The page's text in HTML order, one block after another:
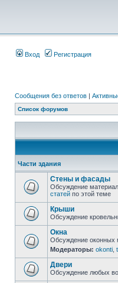
Вход Регистрация
Сообщения без ответов |
Список форумов
Части здания
Стены и фасады
Обсуждение
статей по этой теме
Крыши
Обсуждение
Окна
Обсуждение оконных
Модераторы: okonti
Двери
Обсуждение любых